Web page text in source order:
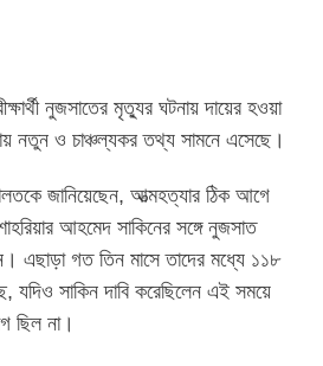
নুজসাতের মৃত্যুর ঘটনায় দায়ের হওয়া
নতুন ও চাঞ্চল্যকর তথ্য সামনে এসেছে।
জানিয়েছেন, আত্মহত্যার ঠিক আগে
আহমেদ সাকিনের সঙ্গে নুজসাত
এছাড়া গত তিন মাসে তাদের মধ্যে ১১৮
যদিও সাকিন দাবি করেছিলেন এই সময়ে
ছিল না।